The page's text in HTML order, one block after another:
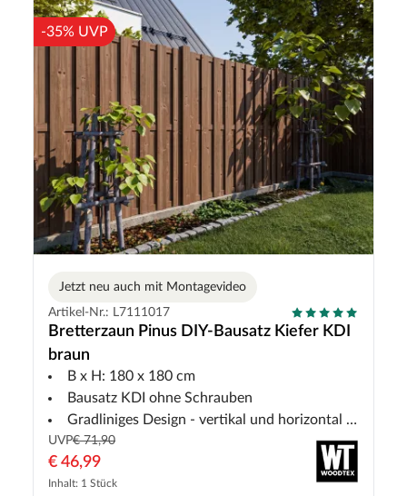
-35% UVP
Jetzt neu auch mit Montagevideo
Artikel-Nr.: L7111017
Bretterzaun Pinus DIY-Bausatz Kiefer KDI
braun
B x H: 180 x 180 cm
Bausatz KDI ohne Schrauben
Gradliniges Design - vertikal und horizontal montierbar
UVP€ 71,90
€ 46,99
Inhalt: 1 Stück